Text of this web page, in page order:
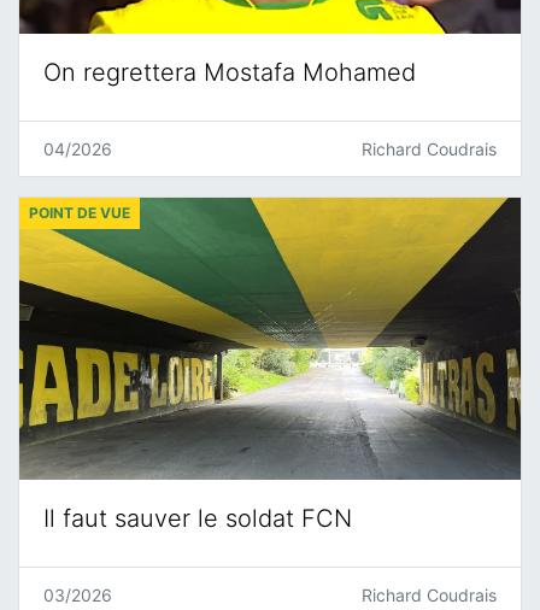
On regrettera Mostafa Mohamed
04/2026 Richard Coudrais
Il faut sauver le soldat FCN
POINT DE VUE
03/2026 Richard Coudrais